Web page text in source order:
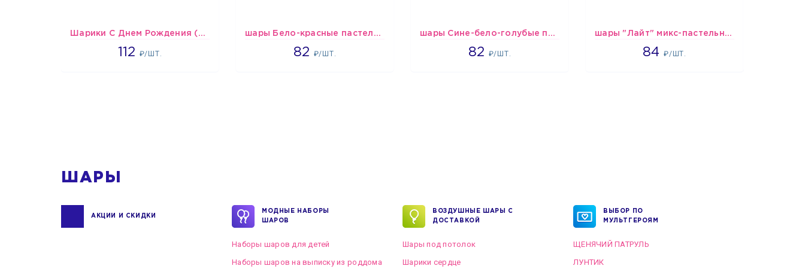
Шарики С Днем Рождения (мишки и тортики)
112 ₽/ШТ.
1718 шары Бело-красные пастельные
82 ₽/ШТ.
1637 шары Сине-бело-голубые пастельные
82 ₽/ШТ.
1637 шары "Лайт" микс-пастельные
84₽/ШТ.
1265
ШАРЫ
АКЦИИ И СКИДКИ
МОДНЫЕ НАБОРЫ
ШАРОВ
Наборы шаров для детей
Наборы шаров на выписку из роддома
ВОЗДУШНЫЕ ШАРЫ С
ДОСТАВКОЙ
Шары под потолок
Шарики сердце
ВЫБОР ПО
МУЛЬТГЕРОЯМ
ЩЕНЯЧИЙ ПАТРУЛЬ
ЛУНТИК